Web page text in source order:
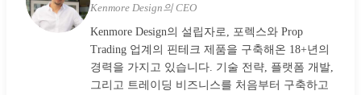
Kenmore Design의 CEO
Kenmore Design의 설립자로, 포렉스와 Prop
Trading 업계의 핀테크 제품을 구축해온 18+년의
경력을 가지고 있습니다. 기술 전략, 플랫폼 개발,
그리고 트레이딩 비즈니스를 처음부터 구축하고